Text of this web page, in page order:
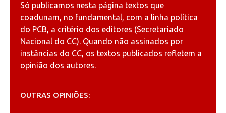
Só publicamos nesta página textos que
coadunam, no fundamental, com a linha política
do PCB, a critério dos editores (Secretariado
Nacional do CC). Quando não assinados por
instâncias do CC, os textos publicados refletem a
opinião dos autores.
OUTRAS OPINIÕES: